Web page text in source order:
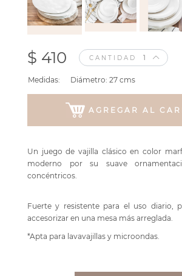
$ 410 CANTIDAD
Medidas: Diámetro: 27 cms
AGREGAR AL
Un juego de vajilla clásico en color
moderno por su suave
concéntricos.
Fuerte y resistente para el uso diario,
accesorizar en una mesa más arreglada.
*Apta para lavavajillas y microondas.